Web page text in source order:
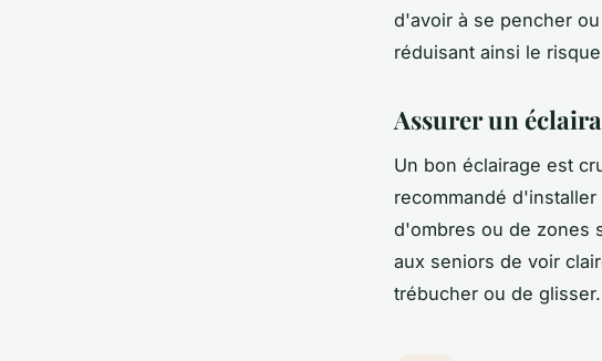
d'avoir à se pencher
réduisant ainsi le
Assurer un
Un bon éclairage est
recommandé
d'ombres ou de zones
aux seniors de voir
trébucher ou de glisser.